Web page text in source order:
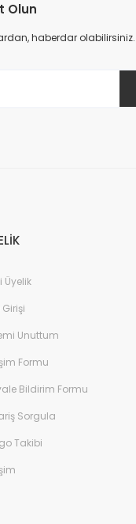
Olun
haberdar olabilirsiniz.
Üyelik
Girişi
Unuttum
Formu
Bildirim Formu
Sorgula
Takibi